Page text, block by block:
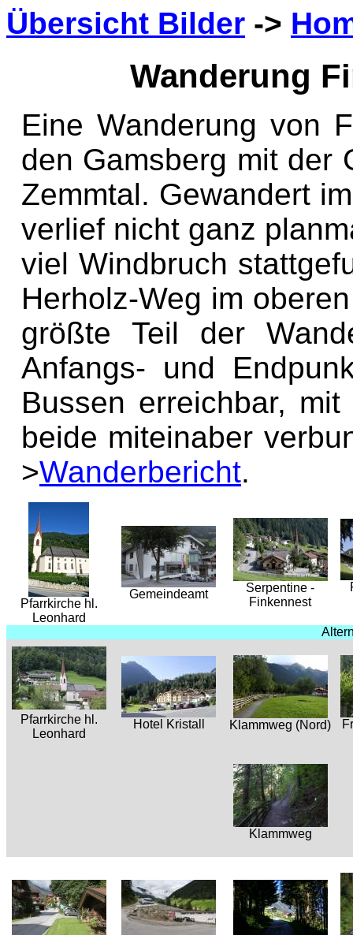
Übersicht Bilder ->
Wanderung
Eine Wanderung von
den Gamsberg mit der
Zemmtal. Gewandert
verlief nicht ganz
viel Windbruch
Herholz-Weg im
größte Teil der
Anfangs- und
Bussen erreichbar,
beide miteinaber
>Wanderbericht.
Pfarrkirche hl.
Leonhard
Gemeindeamt
Serpentine -
Finkennest
Pfarrkirche hl.
Leonhard
Hotel Kristall Klammweg (Nord)
Klammweg